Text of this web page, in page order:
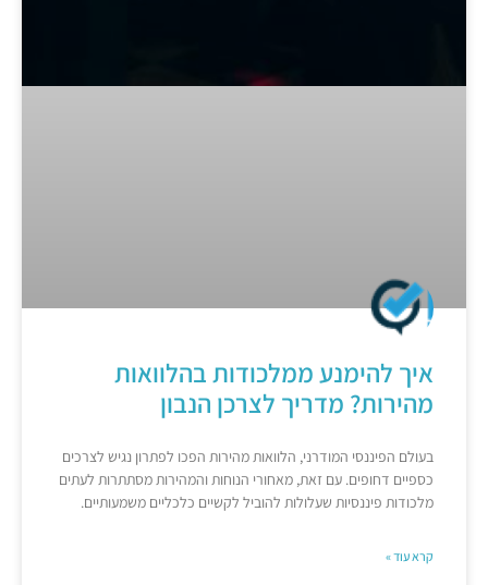
איך להימנע ממלכודות בהלוואות
מהירות? מדריך לצרכן הנבון
בעולם הפיננסי המודרני, הלוואות מהירות הפכו לפתרון נגיש לצרכים
כספיים דחופים. עם זאת, מאחורי הנוחות והמהירות מסתתרות לעתים
מלכודות פיננסיות שעלולות להוביל לקשיים כלכליים משמעותיים.
קרא עוד »